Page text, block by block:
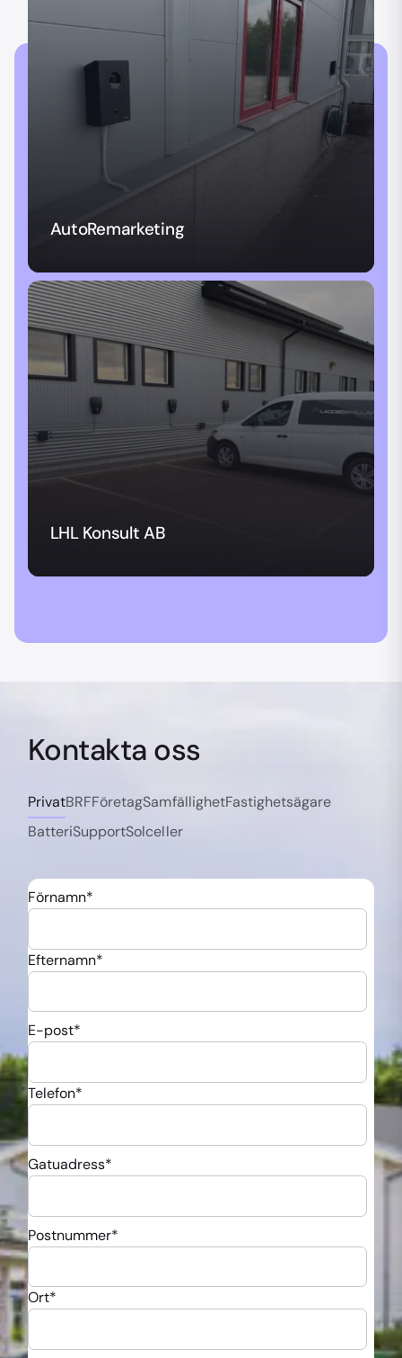
AutoRemarketing
LHL Konsult AB
Kontakta oss
PrivatBRFFöretagSamfällighetFastighetsägare
BatteriSupportSolceller
Förnamn*
Efternamn*
E-post*
Telefon*
Gatuadress*
Postnummer*
Ort*